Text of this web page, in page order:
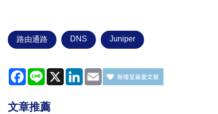
路由通路 DNS Juniper
Facebook
Line X LinkedIn
Email
文章推薦